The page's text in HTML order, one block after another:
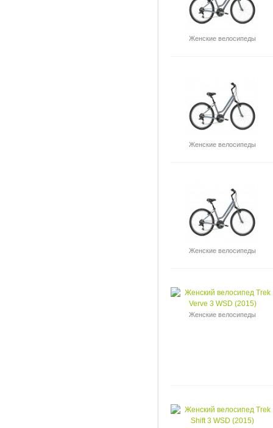
Женские велосипеды
Женские велосипеды
Женские велосипеды
Женские велосипеды